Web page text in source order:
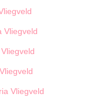
Vliegveld
Vliegveld